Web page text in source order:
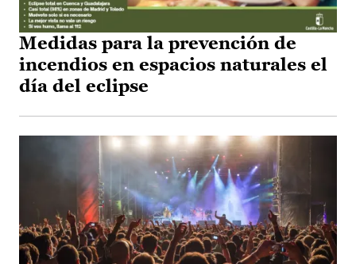
Medidas para la prevención de
incendios en espacios naturales el
día del eclipse